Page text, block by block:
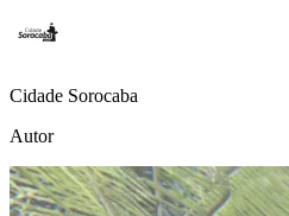
Cidade Sorocaba
Autor